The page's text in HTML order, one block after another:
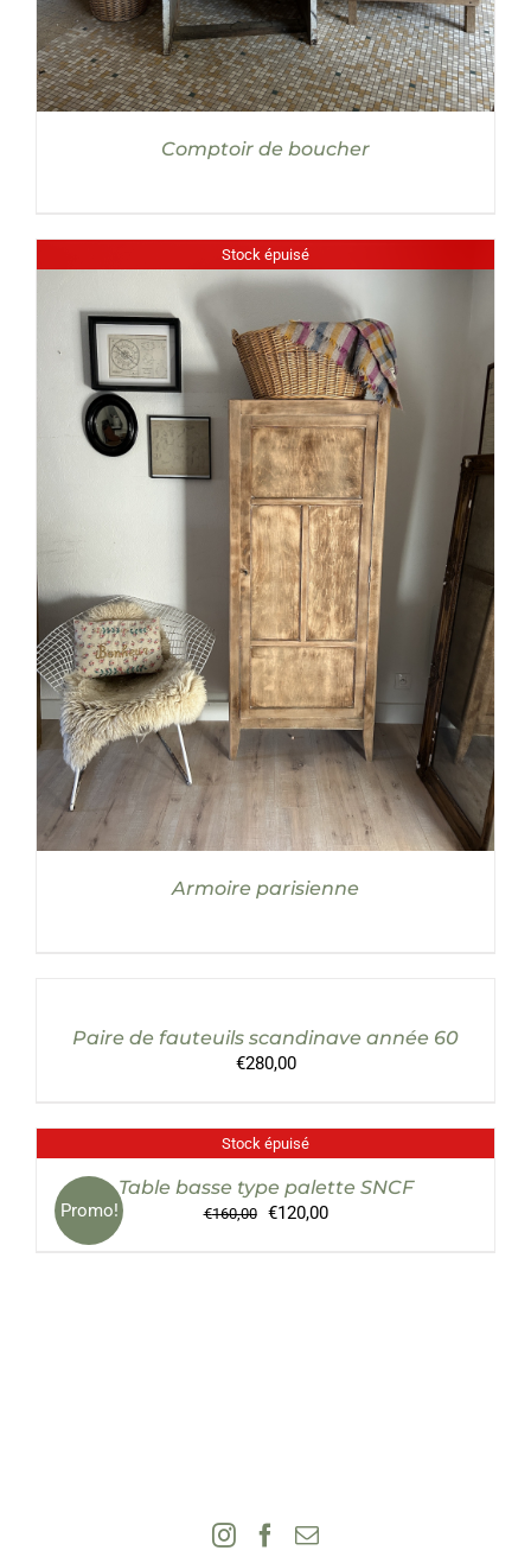
Comptoir de boucher
Stock épuisé
DÉTAILS
Armoire parisienne
DÉTAILS
Paire de fauteuils scandinave année 60
€280,00
Stock épuisé
Promo!
DÉTAILS
Table basse type palette SNCF
€160,00
Le
€120,00Le